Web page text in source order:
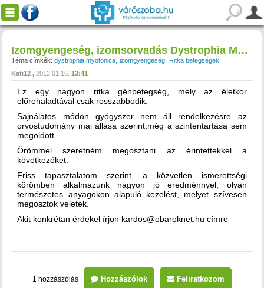
Izomgyengeség, izomsorvadás Dystrophia Myotonika
Téma címkék: dystrophia myotonica izomgyengeség
Ritka betegségek
Kati12
2013.01.16. 13:41
Ez egy nagyon ritka génbetegség, mely az életkor
előrehaladtával csak rosszabbodik.
Sajnálatos módon gyógyszer nem áll rendelkezésre az
orvostudomány mai állása szerint,még a szintentartása sem
megoldott.
Örömmel szeretném megosztani az érintettekkel a
következőket:
Friss tapasztalatom szerint, a közvetlen ismerettségi
körömben alkalmazunk nagyon jó eredménnyel, olyan
természetes anyagokon alapuló kezelést, melyet szívesen
megosztok veletek.
Akit konkrétan érdekel írjon kardos@obaroknet.hu címre
1 hozzászólás Hozzászólok Feliratkozom